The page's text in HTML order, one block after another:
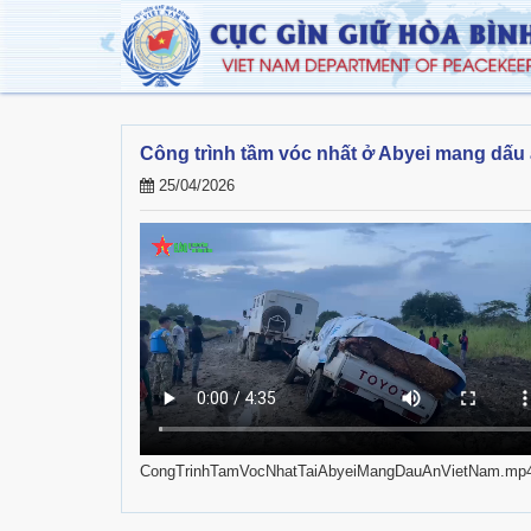
Công trình tầm vóc nhất ở Abyei mang dấu
25/04/2026